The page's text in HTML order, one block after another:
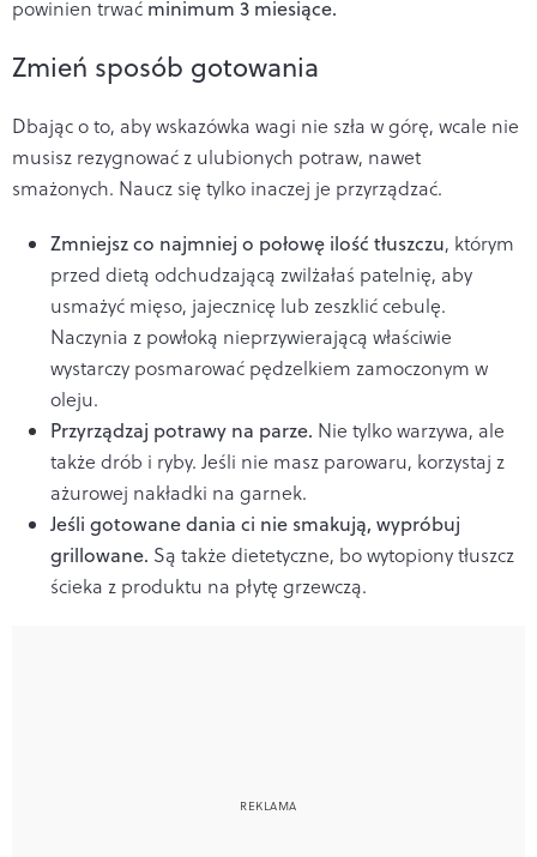
powinien trwać minimum 3 miesiące.
Zmień sposób gotowania
Dbając o to, aby wskazówka wagi nie szła w górę, wcale nie
musisz rezygnować z ulubionych potraw, nawet
smażonych. Naucz się tylko inaczej je przyrządzać.
Zmniejsz co najmniej o połowę ilość tłuszczu, którym
przed dietą odchudzającą zwilżałaś patelnię, aby
usmażyć mięso, jajecznicę lub zeszklić cebulę.
Naczynia z powłoką nieprzywierającą właściwie
wystarczy posmarować pędzelkiem zamoczonym w
oleju.
Przyrządzaj potrawy na parze. Nie tylko warzywa, ale
także drób i ryby. Jeśli nie masz parowaru, korzystaj z
ażurowej nakładki na garnek.
Jeśli gotowane dania ci nie smakują, wypróbuj
grillowane. Są także dietetyczne, bo wytopiony tłuszcz
ścieka z produktu na płytę grzewczą.